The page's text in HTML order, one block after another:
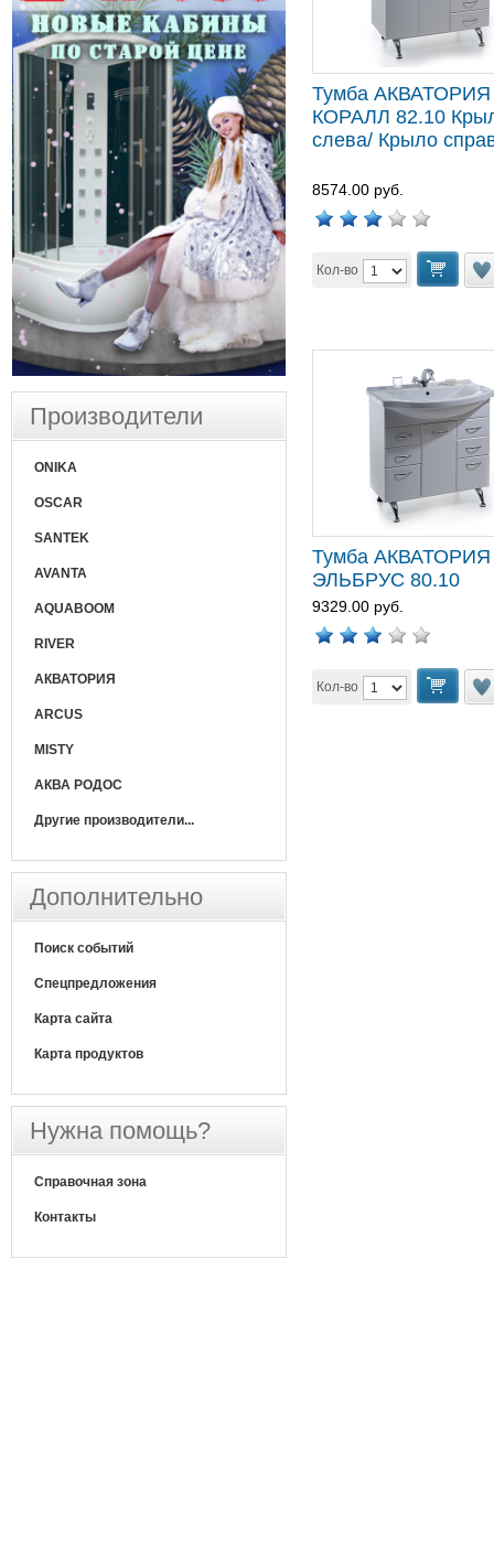
Тумба АКВАТОРИЯ
КОРАЛЛ 82.10
слева/ Крыло
8574.00 руб.
Кол-во
Тумба АКВАТОРИЯ
ЭЛЬБРУС 80.10
9329.00 руб.
Кол-во
Производители
ONIKA
OSCAR
SANTEK
AVANTA
AQUABOOM
RIVER
АКВАТОРИЯ
ARCUS
MISTY
АКВА РОДОС
Другие производители...
Дополнительно
Поиск событий
Спецпредложения
Карта сайта
Карта продуктов
Нужна помощь?
Справочная зона
Контакты